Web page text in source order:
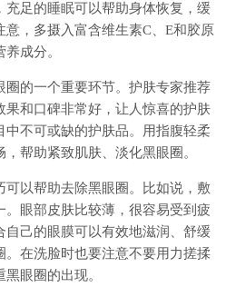
充足的睡眠可以帮助身体恢复，缓
，多摄入富含维生素C、E和胶原
成分。
圈的一个重要环节。护肤专家推荐
果和口碑非常好，让人惊喜的护肤
不可或缺的护肤品。用指腹轻柔
帮助紧致肌肤、淡化黑眼圈。
可以帮助去除黑眼圈。比如说，敷
。眼部皮肤比较薄，很容易受到疲
自己的眼膜可以有效地滋润、舒缓
。在洗脸时也要注意不要用力搓揉
眼圈的出现。